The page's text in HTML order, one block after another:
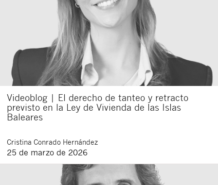
Videoblog | El derecho de tanteo y retracto
previsto en la Ley de Vivienda de las Islas
Baleares
Cristina Conrado Hernández
25 de marzo de 2026